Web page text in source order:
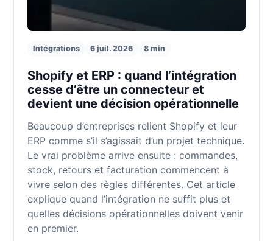
Intégrations 6 juil. 2026 8 min
Shopify et ERP : quand l’intégration
cesse d’être un connecteur et
devient une décision opérationnelle
Beaucoup d’entreprises relient Shopify et leur
ERP comme s’il s’agissait d’un projet technique.
Le vrai problème arrive ensuite : commandes,
stock, retours et facturation commencent à
vivre selon des règles différentes. Cet article
explique quand l’intégration ne suffit plus et
quelles décisions opérationnelles doivent venir
en premier.